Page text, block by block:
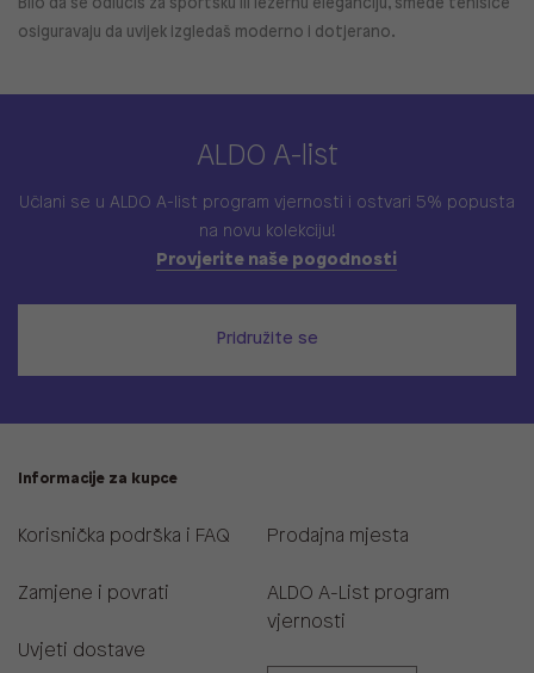
osiguravaju da uvijek izgledaš moderno i dotjerano.
ALDO A-list
Učlani se u ALDO A-list program vjernosti i ostvari 5% popusta
na novu kolekciju!
Provjerite naše pogodnosti
Pridružite se
Informacije za kupce
Korisnička podrška i FAQ
Zamjene i povrati
Uvjeti dostave
Prodajna mjesta
ALDO A-List program
vjernosti